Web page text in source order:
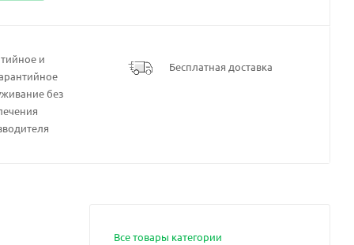
и
без
Бесплатная доставка
Все товары категории